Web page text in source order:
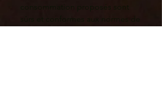
consommation proposés sont
sûrs et conformes aux normes de